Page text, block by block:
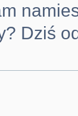
Dziś